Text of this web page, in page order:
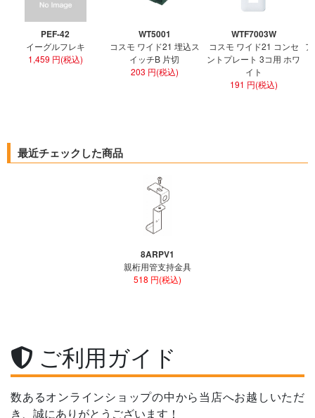
PEF-42
イーグルフレキ
1,459 円(税込)
WT5001
コスモ ワイド21 埋込ス
イッチB 片切
203 円(税込)
WTF7003W
コスモ ワイド21 コンセ
ントプレート 3コ用 ホワ
イト
191 円(税込)
最近チェックした商品
8ARPV1
親桁用管支持金具
518 円(税込)
ご利用ガイド
数あるオンラインショップの中から当店へお越しいただ
き、誠にありがとうございます！